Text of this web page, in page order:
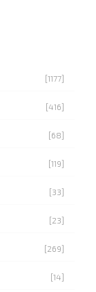
[1177]
[416]
[68]
[119]
[33]
[23]
[269]
[14]